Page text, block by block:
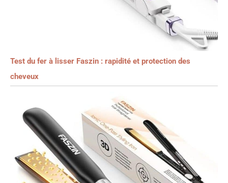
Test du fer à lisser Faszin : rapidité et protection des
cheveux